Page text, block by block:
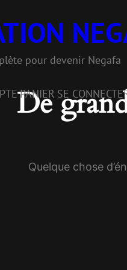
pour devenir Negafa
PANIER SE
De
Quelque chose